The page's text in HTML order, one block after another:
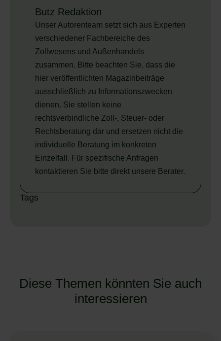
Butz Redaktion
Unser Autorenteam setzt sich aus Experten
verschiedener Fachbereiche des
Zollwesens und Außenhandels
zusammen. Bitte beachten Sie, dass die
hier veröffentlichten Magazinbeiträge
ausschließlich zu Informationszwecken
dienen. Sie stellen keine
rechtsverbindliche Zoll-, Steuer- oder
Rechtsberatung dar und ersetzen nicht die
individuelle Beratung im konkreten
Einzelfall. Für spezifische Anfragen
kontaktieren Sie bitte direkt unsere Berater.
Tags
Diese Themen könnten Sie auch
interessieren